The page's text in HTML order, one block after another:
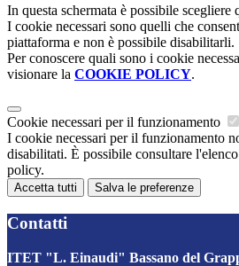
In questa schermata è possibile scegliere
I cookie necessari sono quelli che
piattaforma e non è possibile disabilitarli.
Per conoscere quali sono i cookie
visionare la COOKIE POLICY.
Cookie necessari per il funzionamento
I cookie necessari per il funzionamento
disabilitati. È possibile consultare
policy.
Accetta tutti Salva le preferenze
Contatti
ITET "L. Einaudi" Bassano del